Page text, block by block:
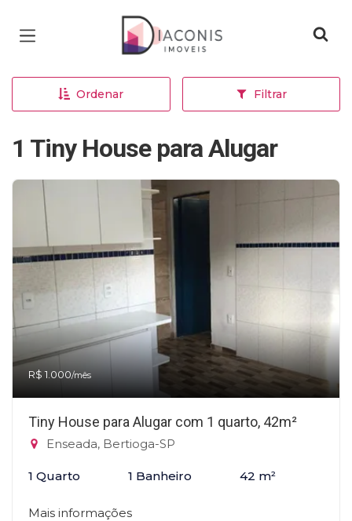
Página inicial
Ordenar Filtrar
1 Tiny House para Alugar
R$ 1.000/mês
Tiny House para Alugar com 1 quarto, 42m²
Enseada, Bertioga-SP
1 Quarto 1 Banheiro 42 m²
Mais informações